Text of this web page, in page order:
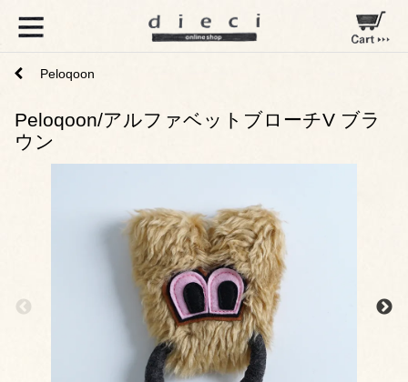
Peloqoon
Peloqoon/アルファベットブローチV ブラ
ウン